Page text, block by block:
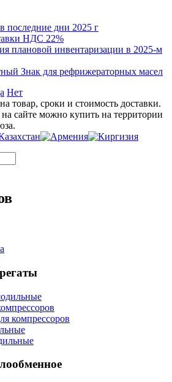
последние дни 2025 г
НДС 22%
плановой инвентаризации в 2025-м
Знак для рефрижераторных масел
Нет
товар, сроки и стоимость доставки.
сайте можно купить на территории
компрессоров